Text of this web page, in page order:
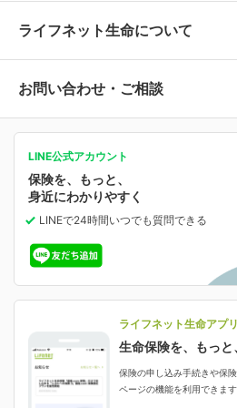
保険の基礎知識や選び方を解説！
人生のステージに必要な保険がわか
保険ジャンバラヤ
あなたの人生と保険選びのための
選ばれる理由・評判
ライフネット生命の特長
ライフネット生命が選ばれる理由
評判・口コミ
ご契約者さまに聞きました！
申し込みガイド
万が一に備える
病気や手術に備える
がん保険
がんに備える
女性保険
女性特有の病気に備える
就業不能保険
就業不能状態に備える
認知症・MCIに備える
マイページログ
ご契約内容の確認
お客さま情報の確認・変更
保険料の支払い方法の変更
中断したお申し込みの再開
お申し込み後の状況確認
減額・解約・追加契約の申し
ご契約者さま向け各種お手続き・サ
保険金・給付金のご請求
ライフネット生命について
ライフネット生命についてトップ
会社情報
業績・財務情報
保険金等の支払状況
採用情報
生命保険マニフェスト
お問い合わせ・ご相談
保険相談サービス
よくあるご質問
資料請求
LINE公式アカウント
保険を、もっと、
身近にわかりやすく
LINEで24時間いつでも質問できる
ライフネット生命アプリ
生命保険を、もっと
保険の申し込み手続きや保
ページの機能を利用できます